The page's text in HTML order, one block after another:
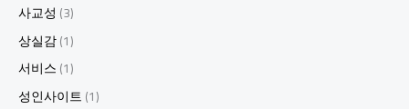
사교성 (3)
상실감(1)
서비스(1)
성인사이트(1)